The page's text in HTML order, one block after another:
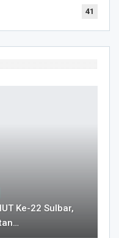
41
Ke-22 Sulbar,